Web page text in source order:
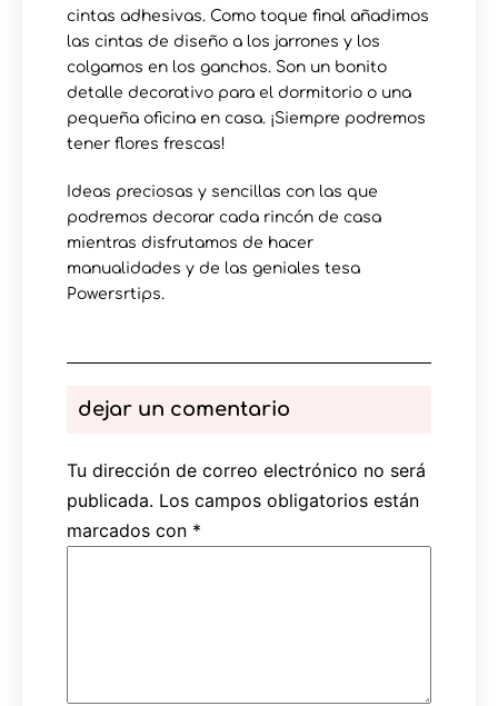
cintas adhesivas. Como toque final añadimos
las cintas de diseño a los jarrones y los
colgamos en los ganchos. Son un bonito
detalle decorativo para el dormitorio o una
pequeña oficina en casa. ¡Siempre podremos
tener flores frescas!
Ideas preciosas y sencillas con las que
podremos decorar cada rincón de casa
mientras disfrutamos de hacer
manualidades y de las geniales tesa
Powersrtips.
dejar un comentario
Tu dirección de correo electrónico no será
publicada. Los campos obligatorios están
marcados con *